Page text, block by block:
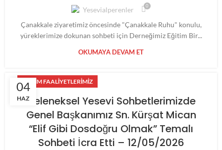
Yesevialperenler 0
Çanakkale ziyaretimiz öncesinde "Çanakkale Ruhu" konulu,
yüreklerimize dokunan sohbeti için Derneğimiz Eğitim Bir...
OKUMAYA DEVAM ET
04
HAZ
EĞITIM FAALIYETLERIMIZ
Geleneksel Yesevi Sohbetlerimizde
Genel Başkanımız Sn. Kürşat Mican
“Elif Gibi Dosdoğru Olmak” Temalı
Sohbeti İcra Etti – 12/05/2026